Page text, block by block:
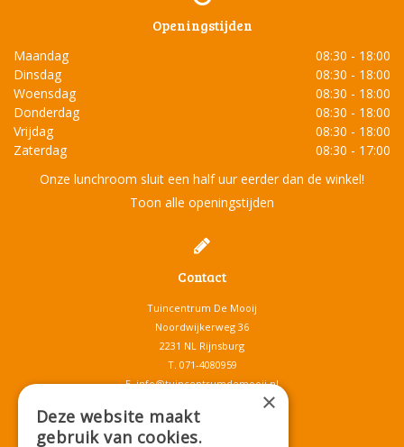
Openingstijden
Maandag
08:30 - 18:00
Dinsdag
08:30 - 18:00
Woensdag
08:30 - 18:00
Donderdag
08:30 - 18:00
Vrijdag
08:30 - 18:00
Zaterdag
08:30 - 17:00
Onze lunchroom sluit een half uur eerder dan de winkel!
Toon alle openingstijden
Contact
Tuincentrum De Mooij
Noordwijkerweg 36
2231 NL Rijnsburg
T. 071-4080959
E.info@tuincentrumdemooij.nl
×
Deze website maakt
gebruik van cookies.